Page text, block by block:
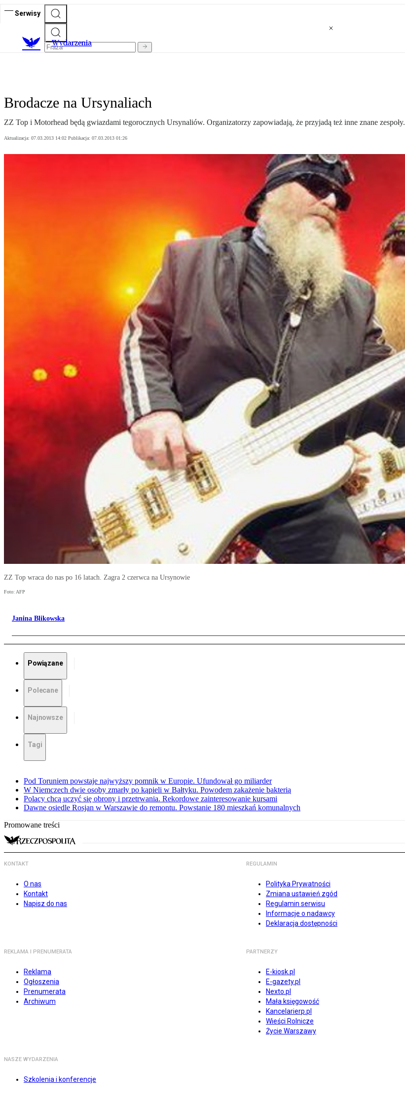
Serwisy
Wydarzenia
Brodacze na Ursynaliach
ZZ Top i Motorhead będą gwiazdami tegorocznych Ursynaliów. Organizatorzy zapowiadają, że przyjadą też inne znane zespoły.
Aktualizacja: 07.03.2013 14:02 Publikacja: 07.03.2013 01:26
ZZ Top wraca do nas po 16 latach. Zagra 2 czerwca na Ursynowie
Foto: AFP
Janina Blikowska
Powiązane
Polecane
Najnowsze
Tagi
Pod Toruniem powstaje najwyższy pomnik w Europie. Ufundował go miliarder
W Niemczech dwie osoby zmarły po kąpieli w Bałtyku. Powodem zakażenie bakterią
Polacy chcą uczyć się obrony i przetrwania. Rekordowe zainteresowanie kursami
Dawne osiedle Rosjan w Warszawie do remontu. Powstanie 180 mieszkań komunalnych
Promowane treści
KONTAKT
O nas
Kontakt
Napisz do nas
REGULAMIN
Polityka Prywatności
Zmiana ustawień zgód
Regulamin serwisu
Informacje o nadawcy
Deklaracja dostępności
REKLAMA I PRENUMERATA
Reklama
Ogłoszenia
Prenumerata
Archiwum
PARTNERZY
E-kiosk.pl
E-gazety.pl
Nexto.pl
Mała księgowość
Kancelarierp.pl
Wieści Rolnicze
Życie Warszawy
NASZE WYDARZENIA
Szkolenia i konferencje